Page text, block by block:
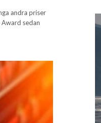
andra priser
sedan